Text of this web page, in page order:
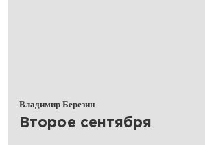
Владимир Березин
​Второе сентября